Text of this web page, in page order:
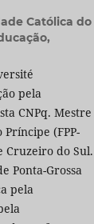
Católica do
pela
CNPq. Mestre
(FPP-
Cruzeiro do Sul.
Ponta-Grossa
pela